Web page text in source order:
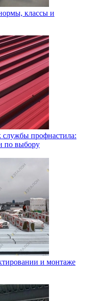
классы и
службы профнастила:
по выбору
и монтаже